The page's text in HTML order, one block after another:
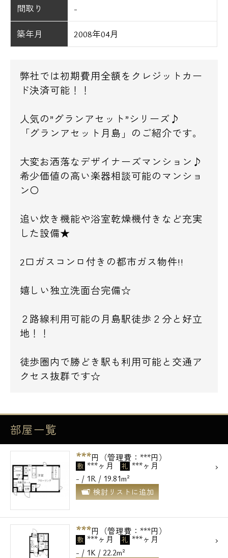
間取り -
築年月 2008年04月
弊社では初期費用全額をクレジットカー
ド決済可能！！
人気の”グランアセット”シリーズ♪
「グランアセット月島」のご紹介です。
大変お洒落なデザイナーズマンション♪
希少価値の高い楽器相談可能のマンショ
ン〇
追い炊き機能や浴室乾燥機付きなど充実
した設備★
2口ガスコンロ付きの都市ガス物件!!
嬉しい独立洗面台完備☆
２路線利用可能の月島駅徒歩２分と好立
地！！
徒歩圏内で勝どき駅も利用可能と交通ア
クセス抜群です☆
部屋一覧
***円（管理費：***円）
敷 ***ヶ月 礼 ***ヶ月
- / 1R / 19.81m²
検討リストに追加
***円（管理費：***円）
敷 ***ヶ月 礼 ***ヶ月
- / 1K / 22.2m²